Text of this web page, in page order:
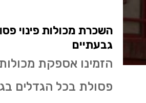
השכרת מכולות פינוי
גבעתיים
הזמינו אספקת מכולות
פסולת בכל הגדלים